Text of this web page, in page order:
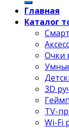
Главная
Каталог
Очки
3D
TV-
Wi-Fi